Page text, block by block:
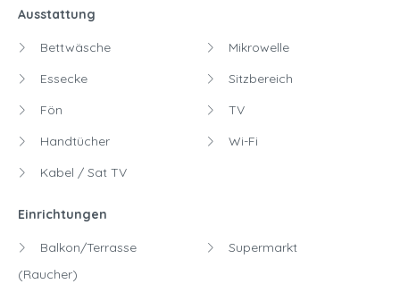
Ausstattung
Bettwäsche
Essecke
Fön
Handtücher
Kabel / Sat TV
Mikrowelle
Sitzbereich
TV
Wi-Fi
Einrichtungen
Balkon/Terrasse
(Raucher)
Supermarkt